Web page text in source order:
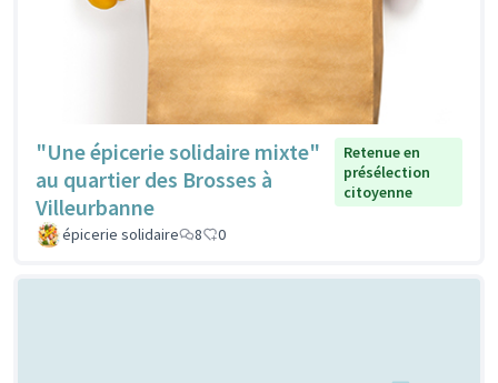
"Une épicerie solidaire mixte"
au quartier des Brosses à
Villeurbanne
Retenue en
présélection
citoyenne
épicerie solidaire 8 0